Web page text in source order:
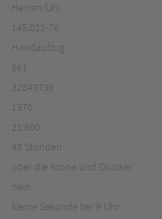
Herren/Uni
145.022-76
Handaufzug
861
32849739
1970
21.600
48 Stunden
über die Krone und Drücker
nein
kleine Sekunde bei 9 Uhr